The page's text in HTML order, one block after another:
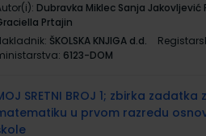
Dubravka Miklec Sanja Jakovljević
Prtajin
ŠKOLSKA KNJIGA d.d.
6123-DOM
SRETNI BROJ 1; zbirka zadatka
u prvom razredu